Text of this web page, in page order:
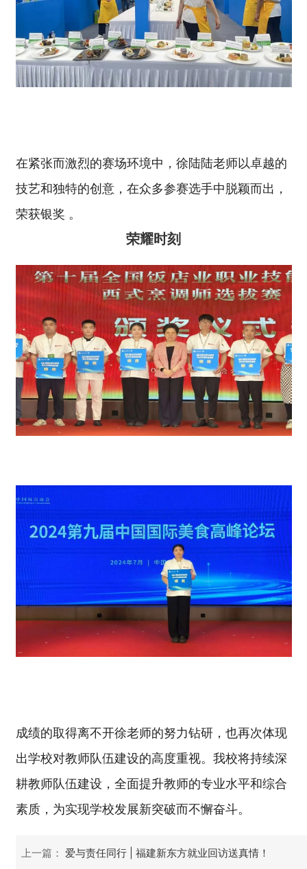
在紧张而激烈的赛场环境中，徐陆陆老师以卓越的
技艺和独特的创意，在众多参赛选手中脱颖而出，
荣获银奖 。
荣耀时刻
成绩的取得离不开徐老师的努力钻研，也再次体现
出学校对教师队伍建设的高度重视。我校将持续深
耕教师队伍建设，全面提升教师的专业水平和综合
素质，为实现学校发展新突破而不懈奋斗。
上一篇： 爱与责任同行 | 福建新东方就业回访送真情！